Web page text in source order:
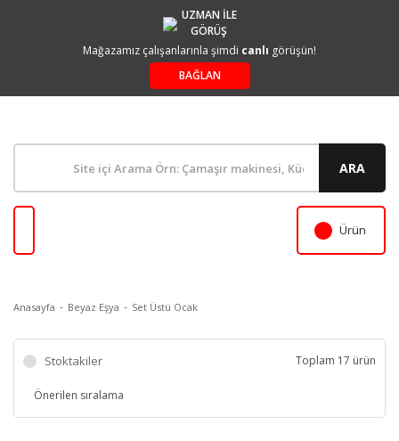
UZMAN İLE
GÖRÜŞ
Mağazamız çalışanlarınla şimdi canlı görüşün!
BAĞLAN
ARA
Ürün
Anasayfa Beyaz Eşya Set Üstü Ocak
Stoktakiler Toplam 17 ürün